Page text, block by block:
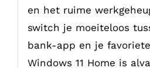
en het ruime
switch je moeiteloos
bank-app en je
Windows 11 Home is